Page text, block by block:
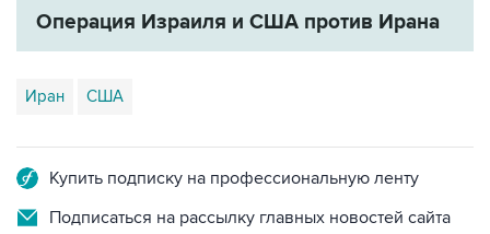
Операция Израиля и США против Ирана
Иран США
Купить подписку на профессиональную ленту
Подписаться на рассылку главных новостей сайта